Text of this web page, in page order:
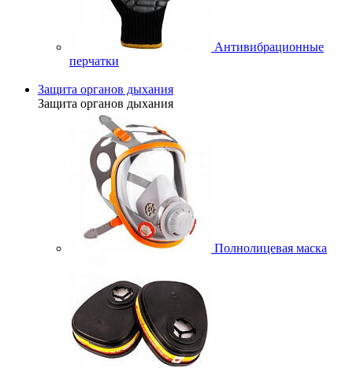
Антивибрационные
перчатки
Защита органов дыхания
Защита органов дыхания
Полнолицевая маска